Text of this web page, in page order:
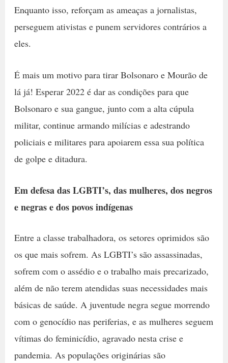
Enquanto isso, reforçam as ameaças a jornalistas,
perseguem ativistas e punem servidores contrários a
eles.
É mais um motivo para tirar Bolsonaro e Mourão de
lá já! Esperar 2022 é dar as condições para que
Bolsonaro e sua gangue, junto com a alta cúpula
militar, continue armando milícias e adestrando
policiais e militares para apoiarem essa sua política
de golpe e ditadura.
Em defesa das LGBTI’s, das mulheres, dos negros
e negras e dos povos indígenas
Entre a classe trabalhadora, os setores oprimidos são
os que mais sofrem. As LGBTI’s são assassinadas,
sofrem com o assédio e o trabalho mais precarizado,
além de não terem atendidas suas necessidades mais
básicas de saúde. A juventude negra segue morrendo
com o genocídio nas periferias, e as mulheres seguem
vítimas do feminicídio, agravado nesta crise e
pandemia. As populações originárias são